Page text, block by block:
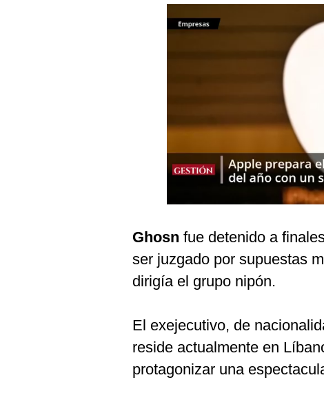
Ghosn fue detenido a
ser juzgado por supuestas
dirigía el grupo nipón.
El exejecutivo, de
reside actualmente en
protagonizar una